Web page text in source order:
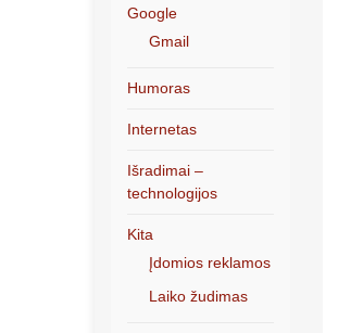
Google
Gmail
Humoras
Internetas
Išradimai –
technologijos
Kita
Įdomios reklamos
Laiko žudimas